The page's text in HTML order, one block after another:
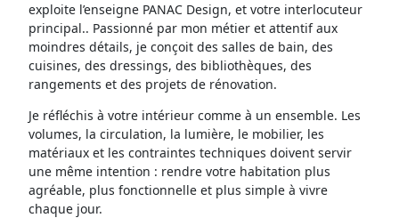
exploite l’enseigne PANAC Design, et votre interlocuteur
principal.. Passionné par mon métier et attentif aux
moindres détails, je conçoit des salles de bain, des
cuisines, des dressings, des bibliothèques, des
rangements et des projets de rénovation.
Je réfléchis à votre intérieur comme à un ensemble. Les
volumes, la circulation, la lumière, le mobilier, les
matériaux et les contraintes techniques doivent servir
une même intention : rendre votre habitation plus
agréable, plus fonctionnelle et plus simple à vivre
chaque jour.